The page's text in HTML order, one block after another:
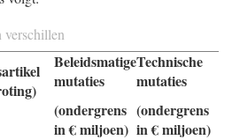
Beleidsmatige
mutaties
(ondergrens
in € miljoen)
Technische
mutaties
(ondergrens
in € miljoen)